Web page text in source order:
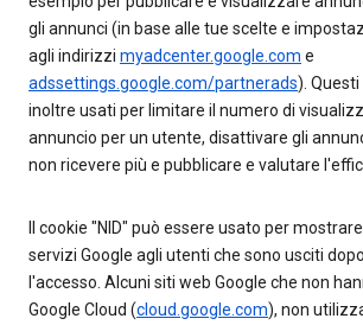
gli annunci (in base alle tue scelte e
agli indirizzi myadcenter.google.com e
adssettings.google.com/partnerads).
inoltre usati per limitare il numero di
annuncio per un utente, disattivare gli
non ricevere più e pubblicare e valutare
Il cookie "NID" può essere usato per
servizi Google agli utenti che sono usciti
l'accesso. Alcuni siti web Google che non
Google Cloud (cloud.google.com), non